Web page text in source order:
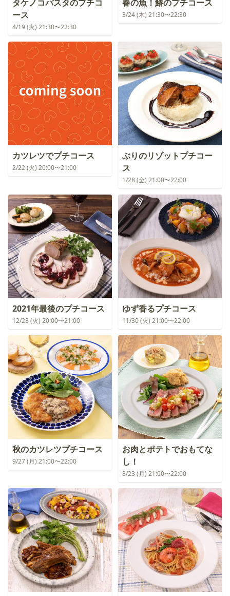
タケノコパスタのプチコ
ース
4/19 (火) 21:30〜22:30
春の魚！鰆のプチコース
3/24 (木) 21:30〜22:30
カツレツでプチコース
2/22 (火) 20:00〜21:00
ぶりのリゾットプチコー
ス
1/28 (金) 21:00〜22:00
2021年最後のプチコース
12/28 (火) 20:00〜21:00
ゆず香るプチコース
11/30 (火) 21:00〜22:00
秋のカツレツプチコース
9/27 (月) 21:00〜22:00
お肉とポテトでおもてな
し！
8/23 (月) 21:00〜22:00